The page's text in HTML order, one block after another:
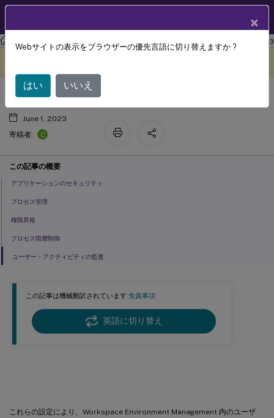
ワークスペース環境管理 Workspace Environment Management 2303
この記事は機械翻訳されています.免責事項
英語に切り替え
これらの設定により、Workspace Environment Management 内のユーザ
セキュリティ
June 1, 2023
寄稿者:
C
この記事の概要
アプリケーションのセキュリティ
プロセス管理
権限昇格
プロセス階層制御
ユーザー・アクティビティの監査
×
Webサイトの表示をブラウザーの優先言語に切り替えますか ?
はい いいえ